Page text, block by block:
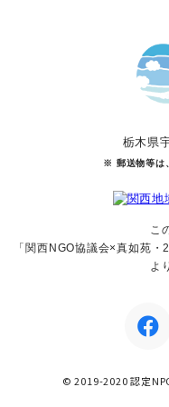
栃木県
※ 郵送物等は
こ
「関西NGO協議会×真如苑
よ
© 2019-2020 認定